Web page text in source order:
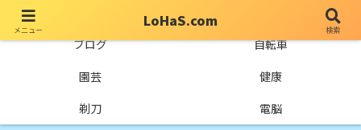
ブログ
自転車
園芸
健康
剃刀
電脳
メニュー
LoHaS.com
検索